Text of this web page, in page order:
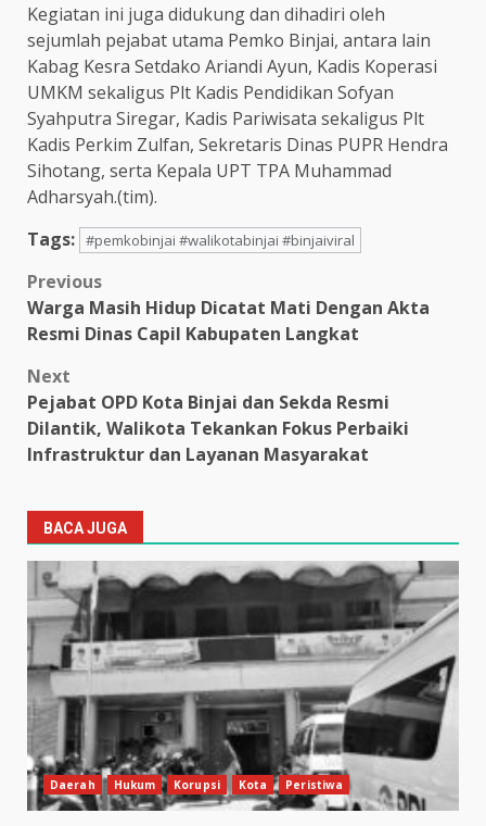
Kegiatan ini juga didukung dan dihadiri oleh
sejumlah pejabat utama Pemko Binjai, antara lain
Kabag Kesra Setdako Ariandi Ayun, Kadis Koperasi
UMKM sekaligus Plt Kadis Pendidikan Sofyan
Syahputra Siregar, Kadis Pariwisata sekaligus Plt
Kadis Perkim Zulfan, Sekretaris Dinas PUPR Hendra
Sihotang, serta Kepala UPT TPA Muhammad
Adharsyah.(tim).
Tags: #pemkobinjai #walikotabinjai #binjaiviral
Post
navigation
Previous
Warga Masih Hidup Dicatat Mati Dengan Akta
Resmi Dinas Capil Kabupaten Langkat
Next
Pejabat OPD Kota Binjai dan Sekda Resmi
Dilantik, Walikota Tekankan Fokus Perbaiki
Infrastruktur dan Layanan Masyarakat
BACA JUGA
Daerah Hukum Korupsi Kota Peristiwa